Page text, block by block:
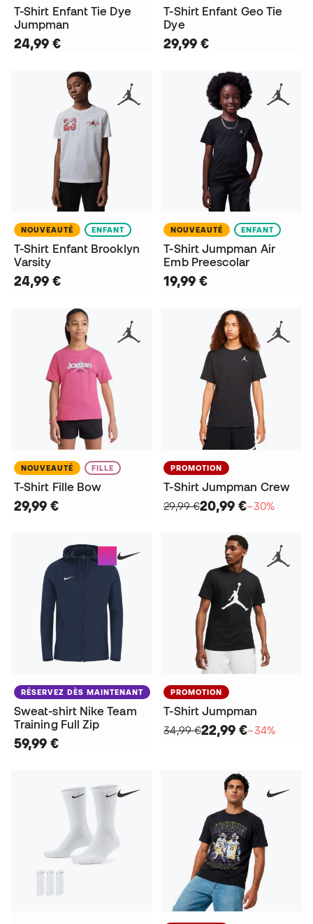
T-Shirt Enfant Tie Dye
Jumpman
24,99 €
T-Shirt Enfant Geo Tie
Dye
29,99 €
NOUVEAUTÉ ENFANT
T-Shirt Enfant Brooklyn
Varsity
24,99 €
NOUVEAUTÉ ENFANT
T-Shirt Jumpman Air
Emb Preescolar
19,99 €
NOUVEAUTÉ FILLE
T-Shirt Fille Bow
29,99 €
PROMOTION
T-Shirt Jumpman Crew
29,99 €20,99 €−30%
RÉSERVEZ DÈS MAINTENANT
Sweat-shirt Nike Team
Training Full Zip
59,99 €
PROMOTION
T-Shirt Jumpman
34,99 €22,99 €−34%